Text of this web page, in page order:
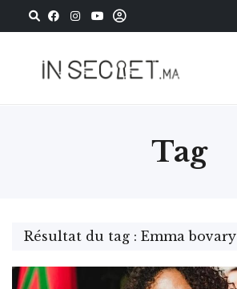
Tag
Résultat du tag : Emma bovary